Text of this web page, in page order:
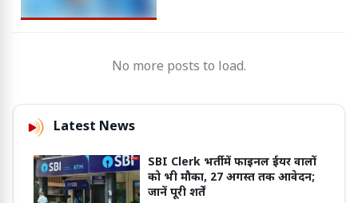
No more posts to load.
Latest News
SBI Clerk भर्ती में फाइनल ईयर वालों
को भी मौका, 27 अगस्त तक आवेदन;
जानें पूरी शर्तें